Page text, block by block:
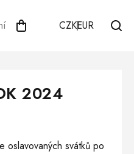
CZKEUR
2024
svátků po